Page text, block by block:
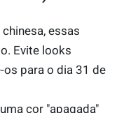
essas
Evite looks
para o dia 31 de
cor "apagada"